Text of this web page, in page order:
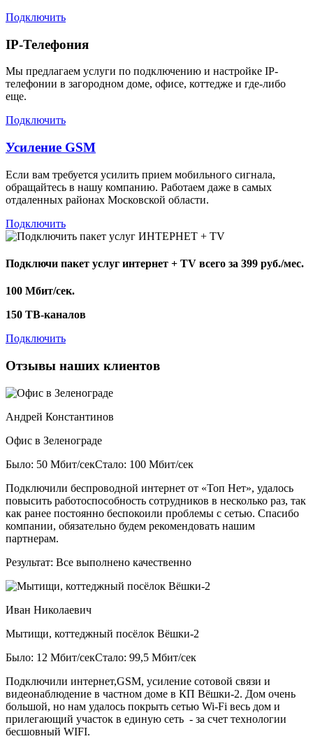
Подключить
IP-Телефония
Мы предлагаем услуги по подключению и настройке IP-
телефонии в загородном доме, офисе, коттедже и где-либо
еще.
Подключить
Усиление GSM
Если вам требуется усилить прием мобильного сигнала,
обращайтесь в нашу компанию. Работаем даже в самых
отдаленных районах Московской области.
Подключить
Подключи пакет услуг интернет + TV всего за 399 руб./мес.
100 Мбит/сек.
150 ТВ-каналов
Подключить
Отзывы наших клиентов
Андрей Константинов
Офис в Зеленограде
Было: 50 Мбит/секСтало: 100 Мбит/сек
Подключили беспроводной интернет от «Топ Нет», удалось
повысить работоспособность сотрудников в несколько раз, так
как ранее постоянно беспокоили проблемы с сетью. Спасибо
компании, обязательно будем рекомендовать нашим
партнерам.
Результат: Все выполнено качественно
Иван Николаевич
Мытищи, коттеджный посёлок Вёшки-2
Было: 12 Мбит/секСтало: 99,5 Мбит/сек
Подключили интернет,GSM, усиление сотовой связи и
видеонаблюдение в частном доме в КП Вёшки-2. Дом очень
большой, но нам удалось покрыть сетью Wi-Fi весь дом и
прилегающий участок в единую сеть - за счет технологии
бесшовный WIFI.